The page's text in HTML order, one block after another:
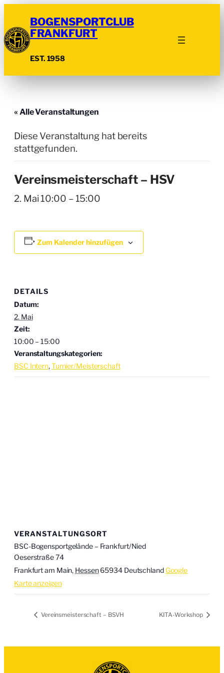
BOGENSPORTCLUB
FRANKFURT
EST. 1958
« Alle Veranstaltungen
Diese Veranstaltung hat bereits
stattgefunden.
Vereinsmeisterschaft – HSV
2. Mai 10:00 – 15:00
Zum Kalender hinzufügen
DETAILS
Datum:
2. Mai
Zeit:
10:00 – 15:00
Veranstaltungskategorien:
BSC Intern,Turnier/Meisterschaft
VERANSTALTUNGSORT
BSC-Bogensportgelände – Frankfurt/Nied
Oeserstraße 74
Frankfurt am Main, Hessen 65934 Deutschland Google
Karte anzeigen
Vereinsmeisterschaft – BSVH KITA-Workshop